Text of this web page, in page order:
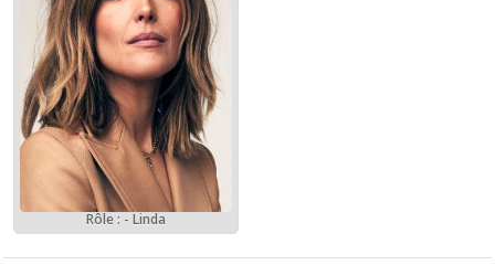
Rôle : - Linda